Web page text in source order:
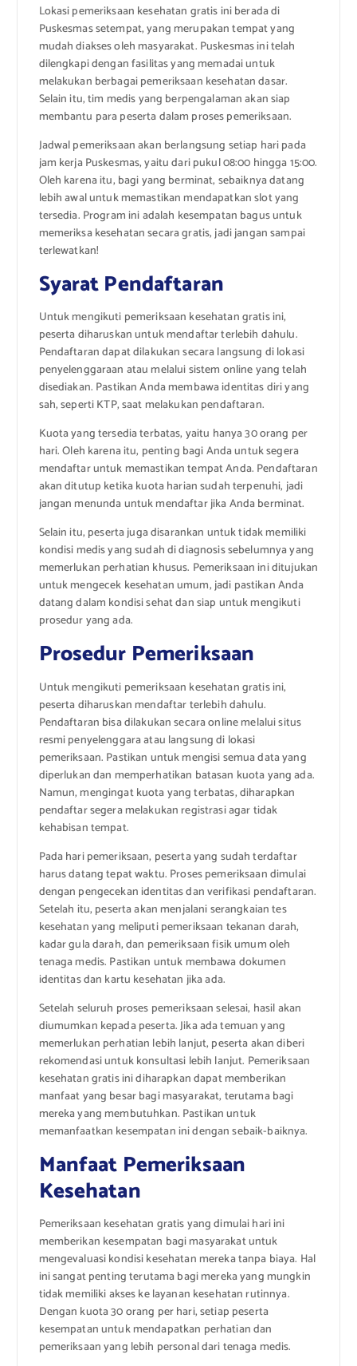
Lokasi pemeriksaan kesehatan gratis ini berada di
Puskesmas setempat, yang merupakan tempat yang
mudah diakses oleh masyarakat. Puskesmas ini telah
dilengkapi dengan fasilitas yang memadai untuk
melakukan berbagai pemeriksaan kesehatan dasar.
Selain itu, tim medis yang berpengalaman akan siap
membantu para peserta dalam proses pemeriksaan.
Jadwal pemeriksaan akan berlangsung setiap hari pada
jam kerja Puskesmas, yaitu dari pukul 08:00 hingga 15:00.
Oleh karena itu, bagi yang berminat, sebaiknya datang
lebih awal untuk memastikan mendapatkan slot yang
tersedia. Program ini adalah kesempatan bagus untuk
memeriksa kesehatan secara gratis, jadi jangan sampai
terlewatkan!
Syarat Pendaftaran
Untuk mengikuti pemeriksaan kesehatan gratis ini,
peserta diharuskan untuk mendaftar terlebih dahulu.
Pendaftaran dapat dilakukan secara langsung di lokasi
penyelenggaraan atau melalui sistem online yang telah
disediakan. Pastikan Anda membawa identitas diri yang
sah, seperti KTP, saat melakukan pendaftaran.
Kuota yang tersedia terbatas, yaitu hanya 30 orang per
hari. Oleh karena itu, penting bagi Anda untuk segera
mendaftar untuk memastikan tempat Anda. Pendaftaran
akan ditutup ketika kuota harian sudah terpenuhi, jadi
jangan menunda untuk mendaftar jika Anda berminat.
Selain itu, peserta juga disarankan untuk tidak memiliki
kondisi medis yang sudah di diagnosis sebelumnya yang
memerlukan perhatian khusus. Pemeriksaan ini ditujukan
untuk mengecek kesehatan umum, jadi pastikan Anda
datang dalam kondisi sehat dan siap untuk mengikuti
prosedur yang ada.
Prosedur Pemeriksaan
Untuk mengikuti pemeriksaan kesehatan gratis ini,
peserta diharuskan mendaftar terlebih dahulu.
Pendaftaran bisa dilakukan secara online melalui situs
resmi penyelenggara atau langsung di lokasi
pemeriksaan. Pastikan untuk mengisi semua data yang
diperlukan dan memperhatikan batasan kuota yang ada.
Namun, mengingat kuota yang terbatas, diharapkan
pendaftar segera melakukan registrasi agar tidak
kehabisan tempat.
Pada hari pemeriksaan, peserta yang sudah terdaftar
harus datang tepat waktu. Proses pemeriksaan dimulai
dengan pengecekan identitas dan verifikasi pendaftaran.
Setelah itu, peserta akan menjalani serangkaian tes
kesehatan yang meliputi pemeriksaan tekanan darah,
kadar gula darah, dan pemeriksaan fisik umum oleh
tenaga medis. Pastikan untuk membawa dokumen
identitas dan kartu kesehatan jika ada.
Setelah seluruh proses pemeriksaan selesai, hasil akan
diumumkan kepada peserta. Jika ada temuan yang
memerlukan perhatian lebih lanjut, peserta akan diberi
rekomendasi untuk konsultasi lebih lanjut. Pemeriksaan
kesehatan gratis ini diharapkan dapat memberikan
manfaat yang besar bagi masyarakat, terutama bagi
mereka yang membutuhkan. Pastikan untuk
memanfaatkan kesempatan ini dengan sebaik-baiknya.
Manfaat Pemeriksaan
Kesehatan
Pemeriksaan kesehatan gratis yang dimulai hari ini
memberikan kesempatan bagi masyarakat untuk
mengevaluasi kondisi kesehatan mereka tanpa biaya. Hal
ini sangat penting terutama bagi mereka yang mungkin
tidak memiliki akses ke layanan kesehatan rutinnya.
Dengan kuota 30 orang per hari, setiap peserta
kesempatan untuk mendapatkan perhatian dan
pemeriksaan yang lebih personal dari tenaga medis.